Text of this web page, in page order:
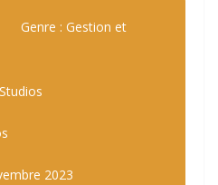
Genre : Gestion et
2023